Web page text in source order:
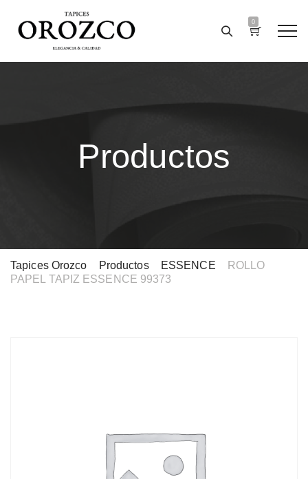
0
Productos
Tapices Orozco Productos> ESSENCE
ROLLO
PAPEL TAPIZ ESSENCE 99373